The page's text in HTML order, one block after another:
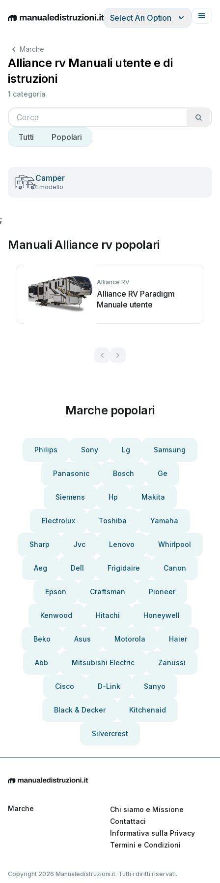
EnglishDeutschEspañolItalianoFrançais
Select An Option
Marche
Alliance rv Manuali utente e di
istruzioni
1 categoria
Tutti Popolari
Camper
1 modello
;
Manuali Alliance rv popolari
Alliance RV
Alliance RV Paradigm
Manuale utente
Marche popolari
Philips Sony Lg Samsung
Panasonic Bosch Ge
Siemens Hp Makita
Electrolux Toshiba Yamaha
Sharp Jvc Lenovo Whirlpool
Aeg Dell Frigidaire Canon
Epson Craftsman Pioneer
Kenwood Hitachi Honeywell
Beko Asus Motorola Haier
Abb Mitsubishi Electric Zanussi
Cisco D-Link Sanyo
Black & Decker Kitchenaid
Silvercrest
Marche
Chi siamo e Missione
Contattaci
Informativa sulla Privacy
Termini e Condizioni
Copyright 2026 Manualedistruzioni.it. Tutti i diritti riservati.